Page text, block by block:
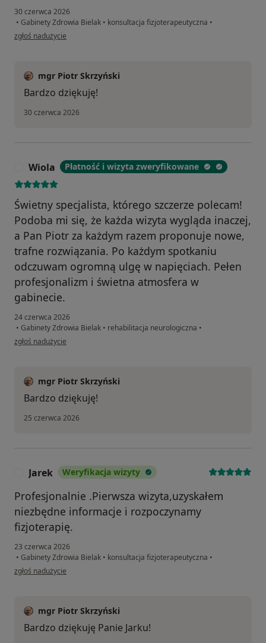
30 czerwca 2026
• Gabinety Zdrowia Bielak • konsultacja fizjoterapeutyczna •
w opinii użytkownika Ania :-)
zgłoś nadużycie
mgr Piotr Skrzyński
Bardzo dziękuję!
30 czerwca 2026
Wiola Płatność i wizyta zweryfikowane
Świetny specjalista, którego szczerze polecam!
Podoba mi się, że każda wizyta wygląda inaczej,
a Pan Piotr za każdym razem proponuje nowe,
trafne rozwiązania. Po każdym spotkaniu
odczuwam ogromną ulgę w napięciach. Pełen
profesjonalizm i świetna atmosfera w
gabinecie.
24 czerwca 2026
• Gabinety Zdrowia Bielak • rehabilitacja neurologiczna •
w opinii użytkownika Wiola
zgłoś nadużycie
mgr Piotr Skrzyński
Bardzo dziękuję!
25 czerwca 2026
Jarek Weryfikacja wizyty
Profesjonalnie .Pierwsza wizyta,uzyskałem
niezbędne informacje i rozpoczynamy
fizjoterapię.
23 czerwca 2026
• Gabinety Zdrowia Bielak • konsultacja fizjoterapeutyczna •
w opinii użytkownika Jarek
zgłoś nadużycie
mgr Piotr Skrzyński
Bardzo dziękuję Panie Jarku!